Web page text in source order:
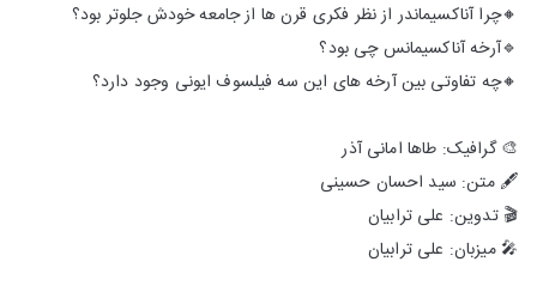
🔸چرا آناکسیماندر از نظر فکری قرن ها از جامعه خودش جلوتر بود؟
🔹آرخه آناکسیمانس چی بود؟
🔸چه تفاوتی بین آرخه های این سه فیلسوف ایونی وجود دارد؟
🎨 گرافیک: طاها امانی آذر
🖋 متن: سید احسان حسینی
🎬 تدوین: علی ترابیان
🎤 میزبان: علی ترابیان